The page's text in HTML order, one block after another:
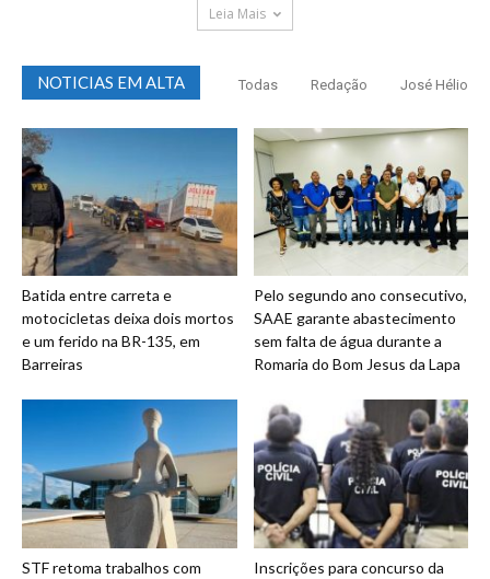
Leia Mais
NOTICIAS EM ALTA Todas Redação José Hélio
Batida entre carreta e
motocicletas deixa dois mortos
e um ferido na BR-135, em
Barreiras
Pelo segundo ano consecutivo,
SAAE garante abastecimento
sem falta de água durante a
Romaria do Bom Jesus da Lapa
STF retoma trabalhos com
Inscrições para concurso da